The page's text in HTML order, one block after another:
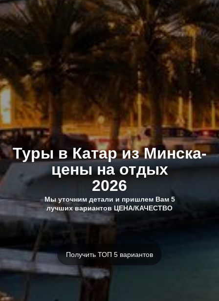
Туры в Катар из Минска-
цены на отдых
2026
Мы уточним детали и пришлем Вам 5
лучших вариантов ЦЕНА/КАЧЕСТВО
Получить ТОП 5 вариантов